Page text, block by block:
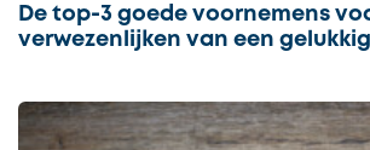
De top-3 goede voornemens
verwezenlijken van een